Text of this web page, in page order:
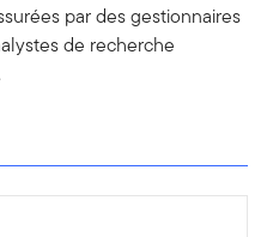
par des gestionnaires
de recherche